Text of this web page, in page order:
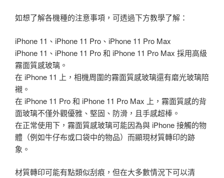
如想了解各機種的注意事項，可透過下方教學了解：
iPhone 11、iPhone 11 Pro、iPhone 11 Pro Max
iPhone 11、iPhone 11 Pro 和 iPhone 11 Pro Max 採用高級
霧面質感玻璃。
在 iPhone 11 上，相機周圍的霧面質感玻璃還有磨光玻璃陪
襯。
在 iPhone 11 Pro 和 iPhone 11 Pro Max 上，霧面質感的背
面玻璃不僅外觀優雅、堅固、防滑，且手感超棒。
在正常使用下，霧面質感玻璃可能因為與 iPhone 接觸的物
體（例如牛仔布或口袋中的物品）而顯現材質轉印的跡
象。
材質轉印可能有點類似刮痕，但在大多數情況下可以清